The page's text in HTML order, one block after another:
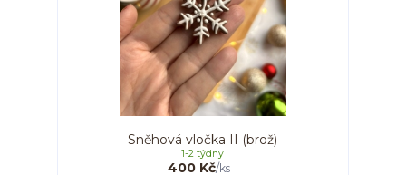
Sněhová vločka II (brož)
400 Kč/ks
1-2 týdny